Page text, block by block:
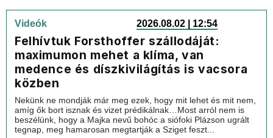
Videók 2026.08.02 | 12:54
Felhívtuk Forsthoffer szállodáját:
maximumon mehet a klíma, van
medence és díszkivilágítás is vacsora
közben
Nekünk ne mondják már meg ezek, hogy mit lehet és mit nem,
amíg ők bort isznak és vizet prédikálnak…Most arról nem is
beszélünk, hogy a Majka nevű bohóc a siófoki Plázson ugrált
tegnap, meg hamarosan megtartják a Sziget feszt...